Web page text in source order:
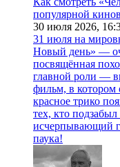
популярной
30 июля 2026,
31 июля на
Новый день» —
посвящённая
главной роли —
фильм, в котором
красное трико
тех, кто
исчерпывающий
паука!